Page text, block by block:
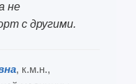
не
с другими.
, к.м.н.,